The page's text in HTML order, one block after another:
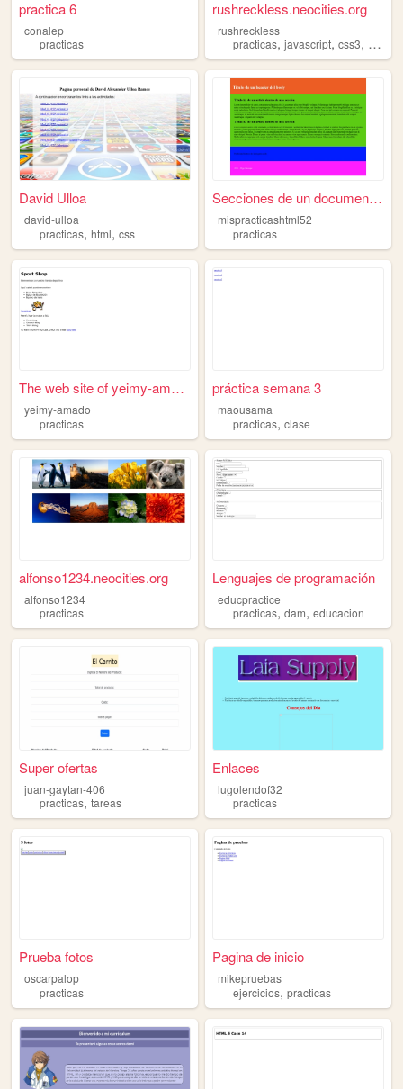
practica 6
conalep
practicas
rushreckless.neocities.org
rushreckless
practicas,javascript,css3, html5
David Ulloa
david-ulloa
practicas, html, css
Secciones de un documento H...
mispracticashtml52
practicas
The web site of yeimy-amado
yeimy-amado
practicas
práctica semana 3
maousama
practicas,clase
alfonso1234.neocities.org
alfonso1234
practicas
Lenguajes de programación
educpractice
practicas,dam,educacion
Super ofertas
juan-gaytan-406
practicas, tareas
Enlaces
lugolendof32
practicas
Prueba fotos
oscarpalop
practicas
Pagina de inicio
mikepruebas
ejercicios,practicas